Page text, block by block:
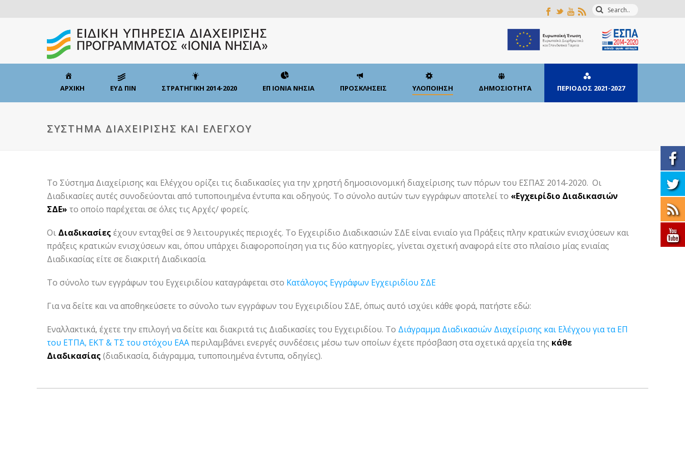
ΑΡΧΙΚΗ ΕΥΔ ΠΙΝ ΣΤΡΑΤΗΓΙΚΗ 2014-2020 ΕΠ ΙΟΝΙΑ ΝΗΣΙΑ ΠΡΟΣΚΛΗΣΕΙΣ ΥΛΟΠΟΙΗΣΗ ΔΗΜΟΣΙΟΤΗΤΑ ΠΕΡΙΟΔΟΣ 2021-2027
ΣΥΣΤΗΜΑ ΔΙΑΧΕΙΡΙΣΗΣ ΚΑΙ ΕΛΕΓΧΟΥ
Το Σύστημα Διαχείρισης και Ελέγχου ορίζει τις διαδικασίες για την χρηστή δημοσιονομική διαχείρισης των πόρων του ΕΣΠΑΣ 2014-2020. Οι
Διαδικασίες αυτές συνοδεύονται από τυποποιημένα έντυπα και οδηγούς. Το σύνολο αυτών των εγγράφων αποτελεί το «Εγχειρίδιο Διαδικασιών
ΣΔΕ» το οποίο παρέχεται σε όλες τις Αρχές/ φορείς.
Οι Διαδικασίες έχουν ενταχθεί σε 9 λειτουργικές περιοχές. Το Εγχειρίδιο Διαδικασιών ΣΔΕ είναι ενιαίο για Πράξεις πλην κρατικών ενισχύσεων και
πράξεις κρατικών ενισχύσεων και, όπου υπάρχει διαφοροποίηση για τις δύο κατηγορίες, γίνεται σχετική αναφορά είτε στο πλαίσιο μίας ενιαίας
Διαδικασίας είτε σε διακριτή Διαδικασία.
Το σύνολο των εγγράφων του Εγχειριδίου καταγράφεται στο Κατάλογος Εγγράφων Εγχειριδίου ΣΔΕ
Για να δείτε και να αποθηκεύσετε το σύνολο των εγγράφων του Εγχειριδίου ΣΔΕ, όπως αυτό ισχύει κάθε φορά, πατήστε εδώ:
Εναλλακτικά, έχετε την επιλογή να δείτε και διακριτά τις Διαδικασίες του Εγχειριδίου. Το Διάγραμμα Διαδικασιών Διαχείρισης και Ελέγχου για τα ΕΠ
του ΕΤΠΑ, ΕΚΤ & ΤΣ του στόχου ΕΑΑπεριλαμβάνει ενεργές συνδέσεις μέσω των οποίων έχετε πρόσβαση στα σχετικά αρχεία της κάθε
Διαδικασίας (διαδικασία, διάγραμμα, τυποποιημένα έντυπα, οδηγίες).